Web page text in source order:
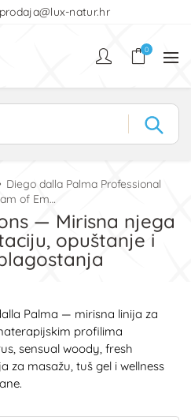
prodaja@lux-natur.hr
0
Diego dalla Palma Professional
Dream of Emotions
— Mirisna njega
opuštanje i
Palma — mirisna linija za
profilima
sensual woody, fresh
za masažu, tuš gel i wellness